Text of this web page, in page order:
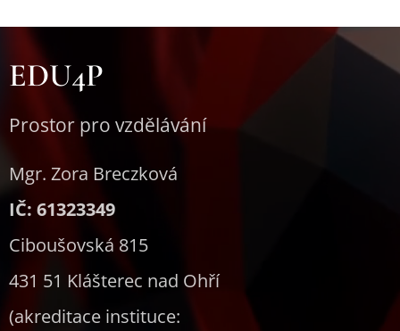
EDU4P
Prostor pro vzdělávání
Mgr. Zora Breczková
IČ: 61323349
Ciboušovská 815
431 51 Klášterec nad Ohří
(akreditace instituce: